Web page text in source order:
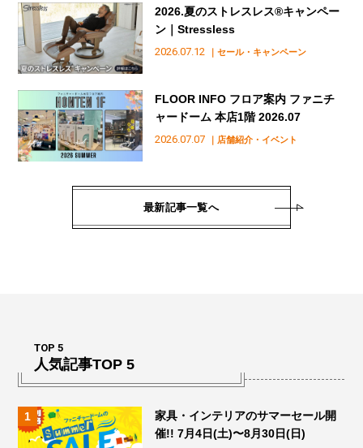
2026.07.12 ｜セール・キャンペーン
2026.夏のストレスレス®︎キャンペー
ン｜Stressless
2026.07.07 ｜店舗紹介・イベント
FLOOR INFO フロア案内 ファニチ
ャードーム 本店1階 2026.07
最新記事一覧へ
TOP 5
人気記事TOP 5
家具・インテリアのサマーセール開
催!! 7月4日(土)〜8月30日(日)